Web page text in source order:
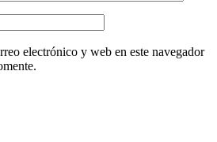
electrónico y web en este navegador